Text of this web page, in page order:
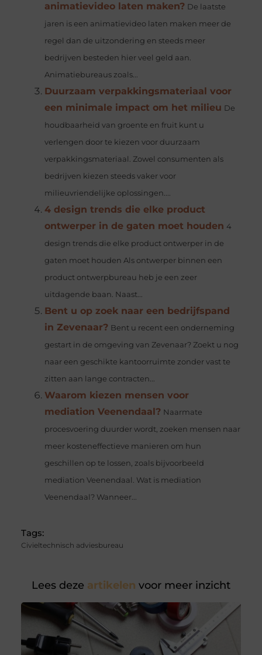
animatievideo laten maken? De laatste
jaren is een animatievideo laten maken meer de
regel dan de uitzondering en steeds meer
bedrijven besteden hier veel geld aan.
Animatiebureaus zoals...
Duurzaam verpakkingsmateriaal voor
een minimale impact om het milieu De
houdbaarheid van groente en fruit kunt u
verlengen door te kiezen voor duurzaam
verpakkingsmateriaal. Zowel consumenten als
bedrijven kiezen steeds vaker voor
milieuvriendelijke oplossingen....
4 design trends die elke product
ontwerper in de gaten moet houden 4
design trends die elke product ontwerper in de
gaten moet houden Als ontwerper binnen een
product ontwerpbureau heb je een zeer
uitdagende baan. Naast...
Bent u op zoek naar een bedrijfspand
in Zevenaar? Bent u recent een onderneming
gestart in de omgeving van Zevenaar? Zoekt u nog
naar een geschikte kantoorruimte zonder vast te
zitten aan lange contracten...
Waarom kiezen mensen voor
mediation Veenendaal? Naarmate
procesvoering duurder wordt, zoeken mensen naar
meer kosteneffectieve manieren om hun
geschillen op te lossen, zoals bijvoorbeeld
mediation Veenendaal. Wat is mediation
Veenendaal? Wanneer...
Tags:
Civieltechnisch adviesbureau
Lees deze artikelen voor meer inzicht